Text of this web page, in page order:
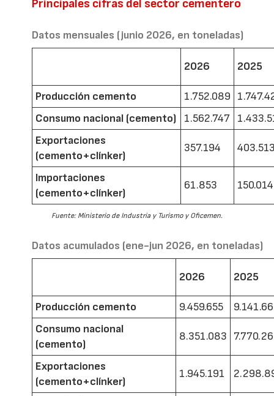
Principales cifras del sector cementero
Datos mensuales (junio 2026, en toneladas)
2026 2025
Producción cemento 1.752.089
Consumo nacional (cemento)
1.562.747
Exportaciones
(cemento+clínker)
357.194
Importaciones
(cemento+clínker)
61.853 150.014
Fuente: Ministerio de Industria y Turismo y Oficemen.
Datos acumulados (ene-jun 2026, en toneladas)
2026 2025
Producción cemento 9.459.655
Consumo nacional
(cemento)
8.351.083
Exportaciones
(cemento+clínker)
1.945.191